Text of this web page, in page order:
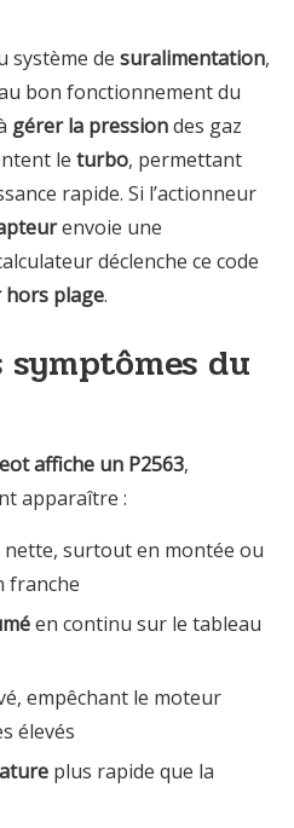
système de suralimentation,
bon fonctionnement du
gérer la pressiondes gaz
le turbo, permettant
rapide. Si l’actionneur
envoie une
déclenche ce code
hors plage.
symptômes du
affiche un P2563,
apparaître :
nette, surtout en montée ou
franche
en continu sur le tableau
empêchant le moteur
élevés
plus rapide que la